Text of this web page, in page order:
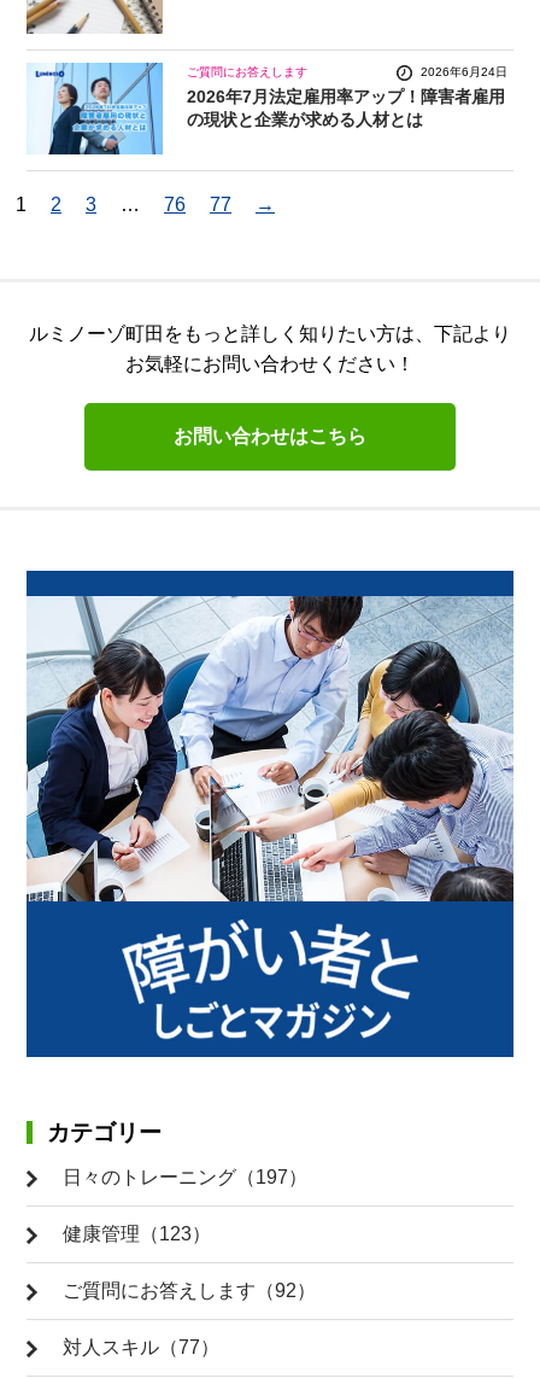
ご質問にお答えします 2026年6月24日
2026年7月法定雇用率アップ！障害者雇用
の現状と企業が求める人材とは
1 2 3 … 76 77 →
ルミノーゾ町田をもっと詳しく知りたい方は、 下記より
お気軽にお問い合わせください！
お問い合わせはこちら
カテゴリー
日々のトレーニング（197）
健康管理（123）
ご質問にお答えします（92）
対人スキル（77）